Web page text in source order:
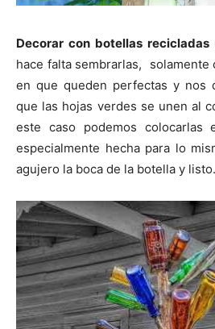
Decorar con botellas recicladas
hace falta sembrarlas, solamente
en que queden perfectas y nos
que las hojas verdes se unen al
este caso podemos colocarlas
especialmente hecha para lo
agujero la boca de la botella y listo.